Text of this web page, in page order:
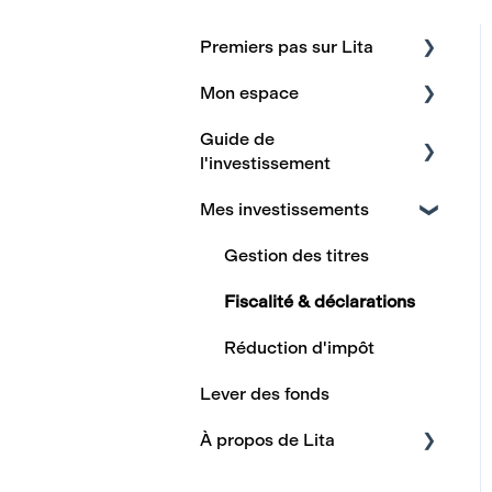
Premiers pas sur Lita
Inscription
Processus
d'investissement
Paiement & transaction
Produits financiers &
personne morale
Mon espace
Mon compte
Guide de
l'investissement
Rendements
Risques
Fiscalité
PEA / PEA-PME
Mes investissements
Gestion des titres
Fiscalité & déclarations
Réduction d'impôt
Lever des fonds
À propos de Lita